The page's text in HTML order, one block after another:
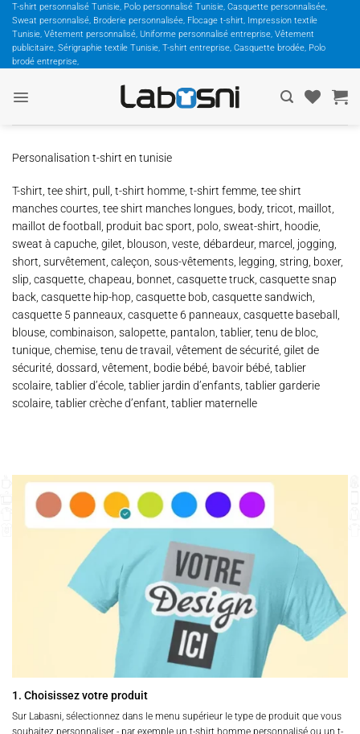
Passer
contenu
T-shirt personnalisé Tunisie, Polo personnalisé Tunisie, Casquette personnalisée,
Sweat personnalisé, Broderie personnalisée, Flocage t-shirt, Impression textile
Tunisie, Vêtement personnalisé, Uniforme personnalisé entreprise, Vêtement
publicitaire, Sérigraphie textile Tunisie, T-shirt entreprise, Casquette brodée, Polo
brodé entreprise,
Personalisation t-shirt en tunisie
T-shirt, tee shirt, pull, t-shirt homme, t-shirt femme, tee shirt
manches courtes, tee shirt manches longues, body, tricot, maillot,
maillot de football, produit bac sport, polo, sweat-shirt, hoodie,
sweat à capuche, gilet, blouson, veste, débardeur, marcel, jogging,
short, survêtement, caleçon, sous-vêtements, legging, string, boxer,
slip, casquette, chapeau, bonnet, casquette truck, casquette snap
back, casquette hip-hop, casquette bob, casquette sandwich,
casquette 5 panneaux, casquette 6 panneaux, casquette baseball,
blouse, combinaison, salopette, pantalon, tablier, tenu de bloc,
tunique, chemise, tenu de travail, vêtement de sécurité, gilet de
sécurité, dossard, vêtement, bodie bébé, bavoir bébé, tablier
scolaire, tablier d’école, tablier jardin d’enfants, tablier garderie
scolaire, tablier crèche d’enfant, tablier maternelle
1. Choisissez votre produit
Sur Labasni, sélectionnez dans le menu supérieur le type de produit que vous
souhaitez personnaliser - par exemple un t-shirt homme personnalisé ou un t-